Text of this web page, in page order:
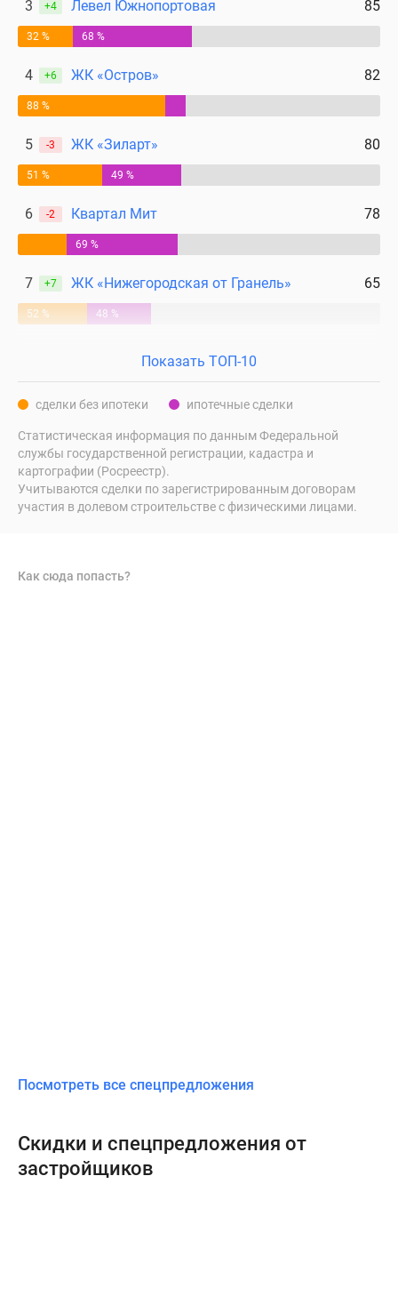
3 +4 Левел Южнопортовая 85
32 % 68 %
4 +6 ЖК «Остров» 82
88 %
5 -3 ЖК «Зиларт» 80
51 % 49 %
6 -2 Квартал Мит 78
69 %
7 +7 ЖК «Нижегородская от Гранель» 65
52 % 48 %
Показать ТОП-10
сделки без ипотеки ипотечные сделки
Статистическая информация по данным Федеральной
службы государственной регистрации, кадастра и
картографии (Росреестр).
Учитываются сделки по зарегистрированным договорам
участия в долевом строительстве с физическими лицами.
Как сюда попасть?
Посмотреть все спецпредложения
Скидки и спецпредложения от
застройщиков